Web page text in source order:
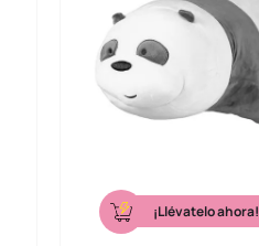
¡Llévatelo ahora!